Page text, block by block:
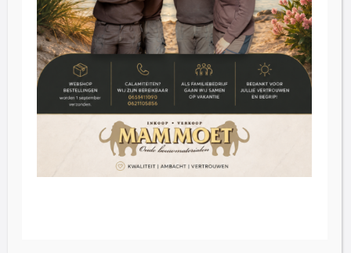
Inkoop
Over ons
FAQ